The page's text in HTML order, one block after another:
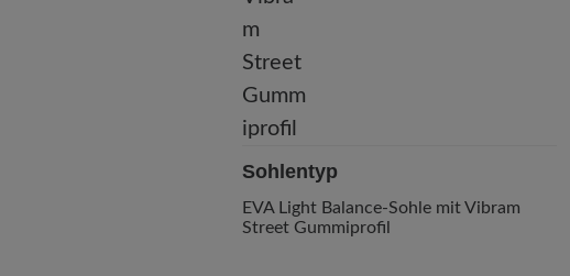
Sohlentyp
EVA Light Balance-Sohle mit Vibram
Street Gummiprofil